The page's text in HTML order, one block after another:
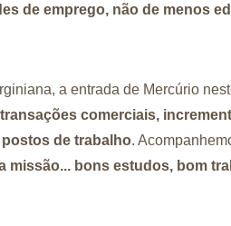
de emprego, não de menos
a entrada de Mercúrio
transações comerciais,
de trabalho.
missão... bons estudos, bom